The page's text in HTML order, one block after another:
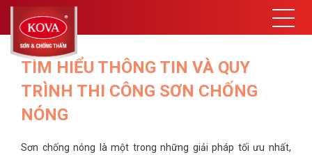
TÌM HIỂU THÔNG TIN VÀ QUY
TRÌNH THI CÔNG SƠN CHỐNG
NÓNG
Sơn chống nóng là một trong những giải pháp tối ưu nhất,